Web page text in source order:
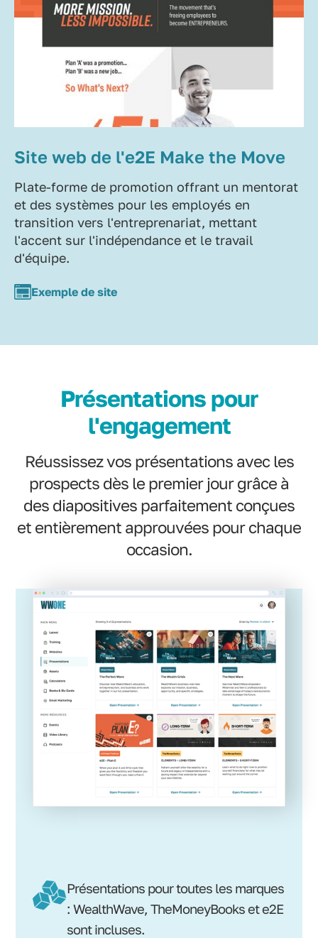
Site web de l'e2E Make the Move
Plate-forme de promotion offrant un mentorat
et des systèmes pour les employés en
transition vers l'entreprenariat, mettant
l'accent sur l'indépendance et le travail
d'équipe.
Exemple de site
Présentations pour
l'engagement
Réussissez vos présentations avec les
prospects dès le premier jour grâce à
des diapositives parfaitement conçues
et entièrement approuvées pour chaque
occasion.
Présentations pour toutes les marques
: WealthWave, TheMoneyBooks et e2E
sont incluses.